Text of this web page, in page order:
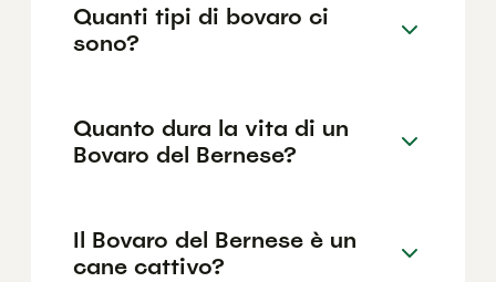
Quanti tipi di bovaro ci
sono?
Quanto dura la vita di un
Bovaro del Bernese?
Il Bovaro del Bernese è un
cane cattivo?